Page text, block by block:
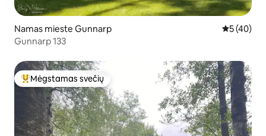
Namas mieste Gunnarp Vidutinis
5 (40)
Gunnarp 133
Svečių mėgstamiausias
Mėgstamas svečių